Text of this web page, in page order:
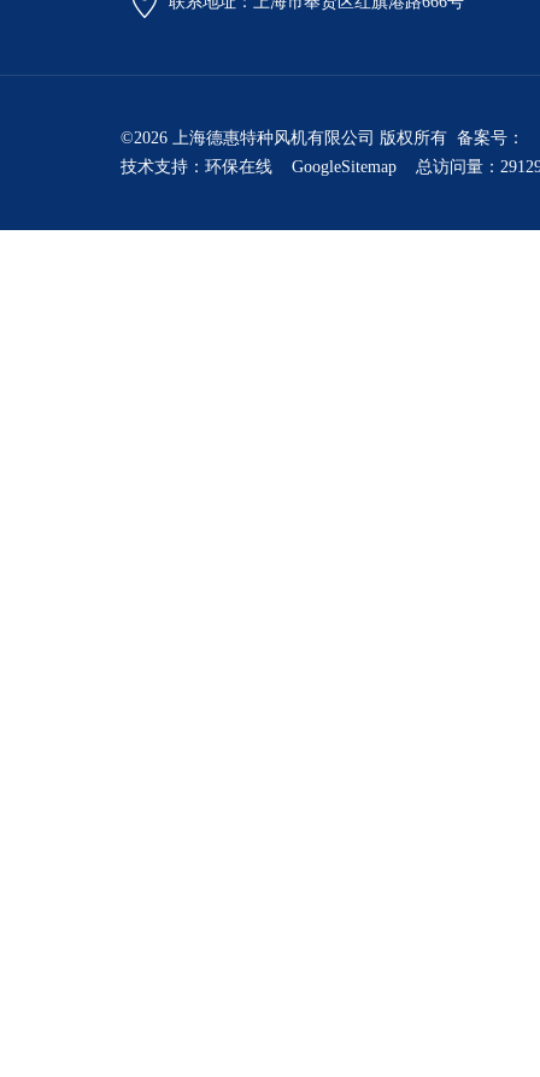
©2026 上海德惠特种风机有限公司 版权所有 备案号：
技术支持： 环保在线 GoogleSitemap 总访问量：